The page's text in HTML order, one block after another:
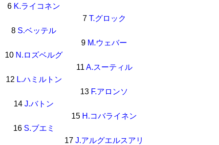
6 K.ライコネン
7 T.グロック
8 S.ベッテル
9 M.ウェバー
10 N.ロズベルグ
11 A.スーティル
12 L.ハミルトン
13 F.アロンソ
14 J.バトン
15 H.コバライネン
16 S.ブエミ
17 J.アルグエルスアリ